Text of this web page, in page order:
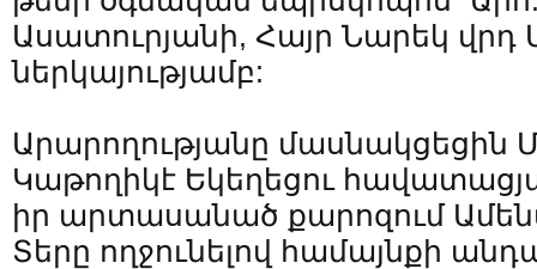
Ասատուրյանի, Հայր Նարեկ վրդ
ներկայությամբ:
Արարողությանը մասնակցեցին
Կաթողիկէ Եկեղեցու
իր արտասանած քարոզում
Տերը ողջունելով համայնքի